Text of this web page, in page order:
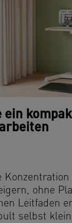
ein
ohne
Leitfaden
selbst